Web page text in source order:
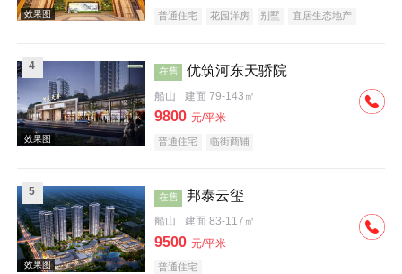
效果图
普通住宅 花园洋房 别墅 宜居生态地产
效果图
4 在售 优筑河东天骄院
船山 建面 79-143㎡
9800 元/平米
普通住宅 临街商铺
5 在售 邦泰云玺
船山 建面 83-117㎡
9500 元/平米
普通住宅